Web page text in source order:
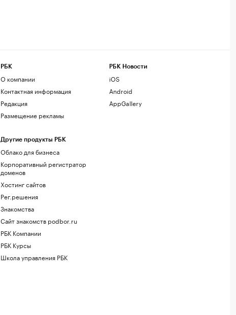
РБК
О компании
Контактная информация
Редакция
Размещение рекламы
Другие продукты РБК
Облако для бизнеса
Корпоративный регистратор
доменов
Хостинг сайтов
Рег.решения
Знакомства
Сайт знакомств podbor.ru
РБК Компании
РБК Курсы
Школа управления РБК
РБК Новости
iOS
Android
AppGallery